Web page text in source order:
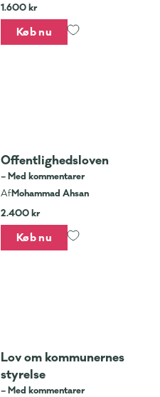
1.600 kr
Køb nu
Offentlighedsloven
– Med kommentarer
AfMohammad Ahsan
2.400 kr
Køb nu
Lov om kommunernes
styrelse
– Med kommentarer